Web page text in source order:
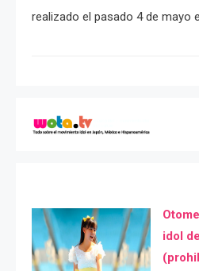
realizado el pasado 4 de mayo
idol